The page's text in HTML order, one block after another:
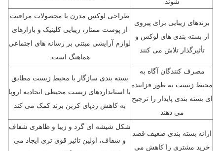
برندهای زیبایی برای پیروی
از بسته بندی های لوکس و
تأثیرگذار تلاش می کنند
طراحی لوکس مدرن با محصولات مراقبت
از پوست ممتاز، زیبایی کلینیک و بازارهای
لوازم آرایشی مبتنی بر رسانه های اجتماعی
هماهنگ است.
مصرف کنندگان آگاه به
محیط زیست به طور فزاینده
ای بسته بندی پایدار را ترجیح
می دهند
بسته بندی سازگار با محیط زیست مطابق
با استانداردهای زیست محیطی اتحادیه اروپا
به کاهش ردپای کربن برند کمک می کند
ارائه بسته بندی ضعیف قصد
خرید مشتری را کاهش می
شکل شیشه ای گرد و زیبا و ظاهری شفاف
و شفاف، اولین تاثیر قوی تری ایجاد می